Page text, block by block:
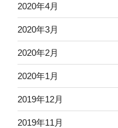
2020年4月
2020年3月
2020年2月
2020年1月
2019年12月
2019年11月